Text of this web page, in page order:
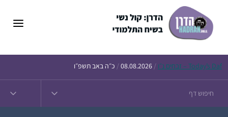
Today’s Daf – זבחים נ״ו /
08.08.2026
/ כ״ה באב תשפ״ו